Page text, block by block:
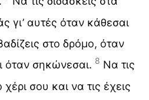
γι’ αυτές όταν κάθεσαι
στο δρόμο, όταν
όταν σηκώνεσαι. 8 Να τις
σου και να τις έχεις